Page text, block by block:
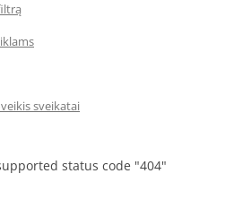
sveikatai
status code "404"